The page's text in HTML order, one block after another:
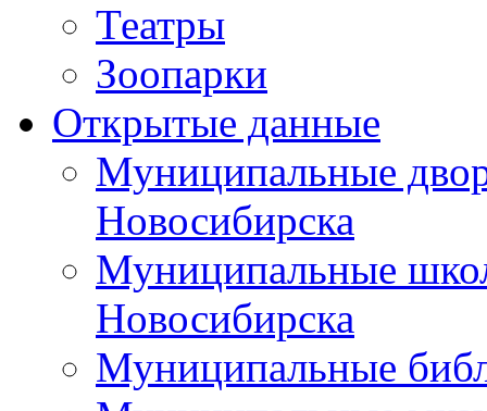
Театры
Зоопарки
Открытые данные
Муниципальные
Новосибирска
Муниципальные
Новосибирска
Муниципальные